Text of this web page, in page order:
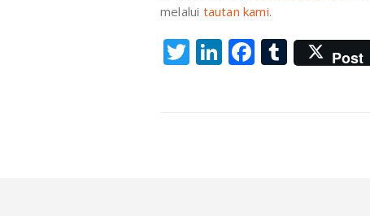
melalui tautan kami.
TwitterLinkedIn
Facebook
Tumblr
Post